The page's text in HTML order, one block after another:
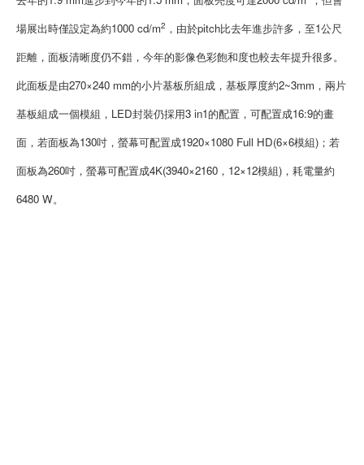
場展出時僅設定為約1000 cd/m2 ，由於pitch比去年進步許多，至1公尺
距離，面板清晰度仍不錯，今年的影像色彩飽和度也較去年提升很多。
此面板是由270×240 mm的小片基板所組成，基板厚度約2~3mm，兩片
基板組成一個模組，LED封裝仍採用3 in1的配置，可配置成16:9的畫
面，若面板為130吋，螢幕可配置成1920×1080 Full HD(6×6模組)；若
面板為260吋，螢幕可配置成4K(3940×2160，12×12模組)，耗電量約
6480 W。